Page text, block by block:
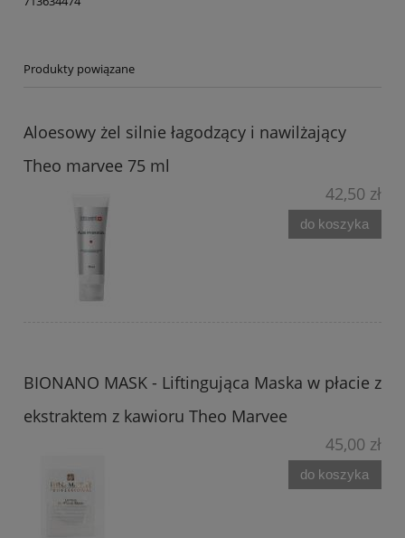
Produkty powiązane
Aloesowy żel silnie łagodzący i nawilżający
Theo marvee 75 ml
42,50 zł
do koszyka
BIONANO MASK - Liftingująca Maska w płacie z
ekstraktem z kawioru Theo Marvee
45,00 zł
do koszyka